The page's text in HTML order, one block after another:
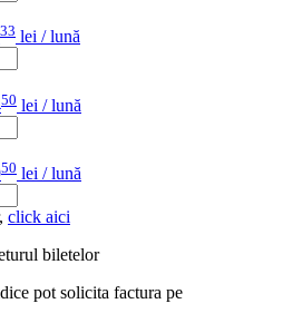
33 lei / lună
50 lei / lună
50 lei / lună
click aici
biletelor
pot solicita factura pe